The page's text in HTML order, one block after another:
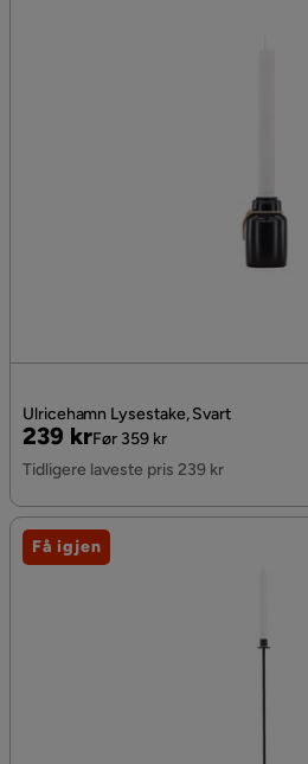
Ulricehamn Lysestake, Svart
Pris
239 kr
Original
Pris
Før 359 kr
Tidligere laveste pris 239 kr
Få igjen